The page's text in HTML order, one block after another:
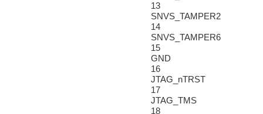
13
SNVS_TAMPER2
14
SNVS_TAMPER6
15
GND
16
JTAG_nTRST
17
JTAG_TMS
18